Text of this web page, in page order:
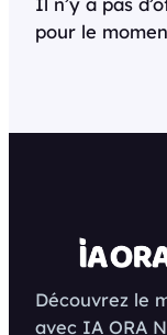
pour le
Découvrez le
avec IA ORA